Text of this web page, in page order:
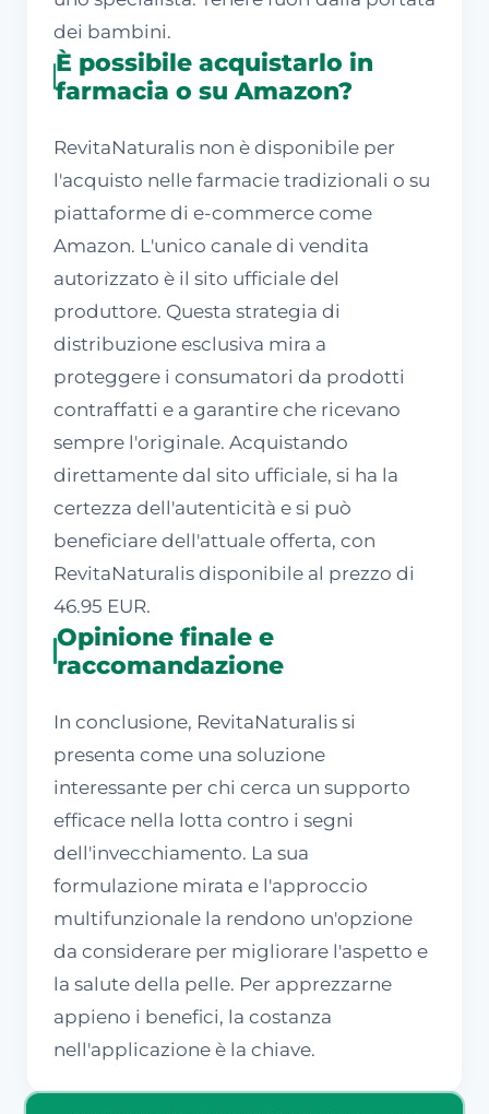
dei bambini.
È possibile acquistarlo in
farmacia o su Amazon?
RevitaNaturalis non è disponibile per
l'acquisto nelle farmacie tradizionali o su
piattaforme di e-commerce come
Amazon. L'unico canale di vendita
autorizzato è il sito ufficiale del
produttore. Questa strategia di
distribuzione esclusiva mira a
proteggere i consumatori da prodotti
contraffatti e a garantire che ricevano
sempre l'originale. Acquistando
direttamente dal sito ufficiale, si ha la
certezza dell'autenticità e si può
beneficiare dell'attuale offerta, con
RevitaNaturalis disponibile al prezzo di
46.95 EUR.
Opinione finale e
raccomandazione
In conclusione, RevitaNaturalis si
presenta come una soluzione
interessante per chi cerca un supporto
efficace nella lotta contro i segni
dell'invecchiamento. La sua
formulazione mirata e l'approccio
multifunzionale la rendono un'opzione
da considerare per migliorare l'aspetto e
la salute della pelle. Per apprezzarne
appieno i benefici, la costanza
nell'applicazione è la chiave.